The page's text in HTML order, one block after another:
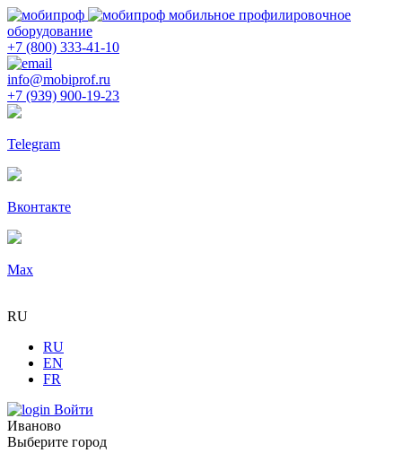
мобильное профилировочное
оборудование
+7 (800) 333-41-10
info@mobiprof.ru
+7 (939) 900-19-23
Telegram
Вконтакте
Max
RU
RU
EN
FR
Войти
Иваново
Выберите город